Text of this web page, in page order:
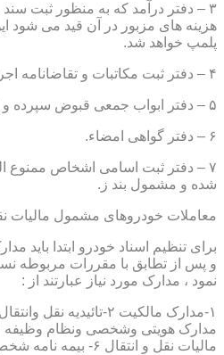
۳ – دفتر درآمد که به منظور ثبت
هزینه های مزبور در آن قید می شود
پلمپ خواهد شد.
۴ – دفتر ثبت مکاتبات و تقاضانامه اجرایی و خلاصه معاملات.
۵ – دفتر ابواب جمعی قبوض سپرده و اوراق بهادار.
۶ – دفتر گواهی امضاء.
۷ – دفتر ثبت اسامی اشخاص ممنوع
شده و مشمول بند ز.
معاملات خودروهای مشمول مالیات
برای تنظیم اسناد خودرو ابتدا باید
و پس از تطابق با مقررات مربوطه
نمود ، مدارک مورد نیاز عبارتند از :
مالیات نقل و انتقال ۶- بیمه نامه شخص ثالث معتبر ۷-کارت سوخت